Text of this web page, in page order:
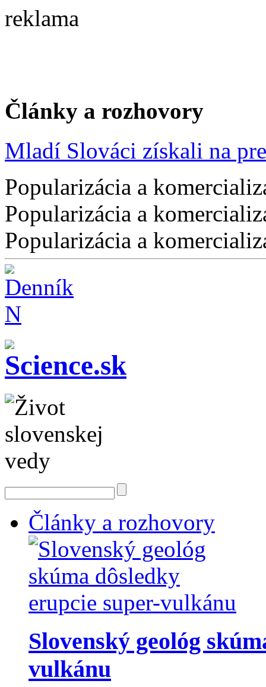
reklama
Články a rozhovory
Mladí Slováci získali na
Popularizácia a
Popularizácia a
Popularizácia a
Články a rozhovory
Slovenský geológ
vulkánu